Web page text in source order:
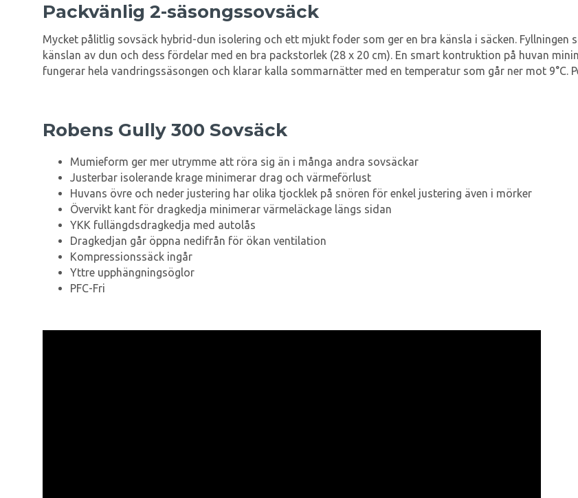
Packvänlig 2-säsongssovsäck
Mycket pålitlig sovsäck hybrid-dun isolering och ett mjukt foder som ger en bra känsla i säcken.
känslan av dun och dess fördelar med en bra packstorlek (28 x 20 cm). En smart kontruktion på huvan
fungerar hela vandringssäsongen och klarar kalla sommarnätter med en temperatur som går ner mot 9°C.
Robens Gully 300 Sovsäck
Mumieform ger mer utrymme att röra sig än i många andra sovsäckar
Justerbar isolerande krage minimerar drag och värmeförlust
Huvans övre och neder justering har olika tjocklek på snören för enkel justering även i mörker
Övervikt kant för dragkedja minimerar värmeläckage längs sidan
YKK fullängdsdragkedja med autolås
Dragkedjan går öppna nedifrån för ökan ventilation
Kompressionssäck ingår
Yttre upphängningsöglor
PFC-Fri